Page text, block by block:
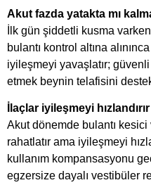
Akut fazda yatakta mı
İlk gün şiddetli kusma
bulantı kontrol altına
iyileşmeyi yavaşlatır;
etmek beynin telafisini
İlaçlar iyileşmeyi hızlandırır
Akut dönemde bulantı kesici
rahatlatır ama iyileşmeyi
kullanım kompansasyonu
egzersize dayalı vestibüler